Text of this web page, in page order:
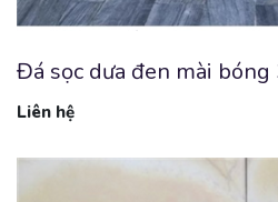
Đá sọc dưa đen mài
Liên hệ